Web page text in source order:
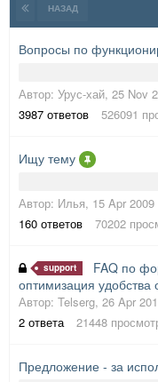
НАЗАД
Вопросы по
Автор: Урус-хай, 25 Nov
3987 ответов 526091
Ищу тему
Автор: Илья, 15 Apr 2009
160 ответов 70202
support
FAQ по
оптимизация
Автор: Telserg, 26 Apr
2 ответа 21448
Предложение - за